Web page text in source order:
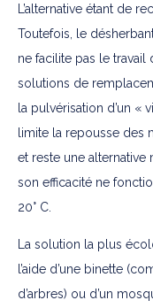
L’alternative étant de
Toutefois, le
ne facilite pas le travail
solutions de
la pulvérisation d’un «
limite la repousse des
et reste une alternative
son efficacité ne
20° C.
La solution la plus
l’aide d’une binette
d’arbres) ou d’un